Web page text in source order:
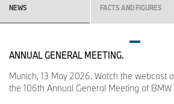
NEWS FACTS AND FIGURES
ANNUAL GENERAL MEETING.
Munich, 13 May 2026. Watch the webcast
the 106th Annual General Meeting of BMW